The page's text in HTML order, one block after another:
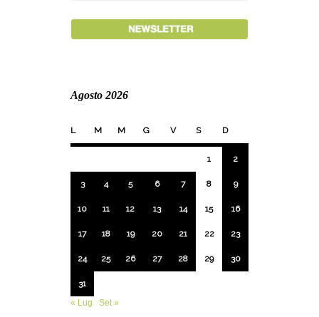
Agosto 2026
L M M G V S D
1 2
3 4 5 6 7 8 9
10 11 12 13 14 15 16
17 18 19 20 21 22 23
24 25 26 27 28 29 30
31
« Lug
Set »